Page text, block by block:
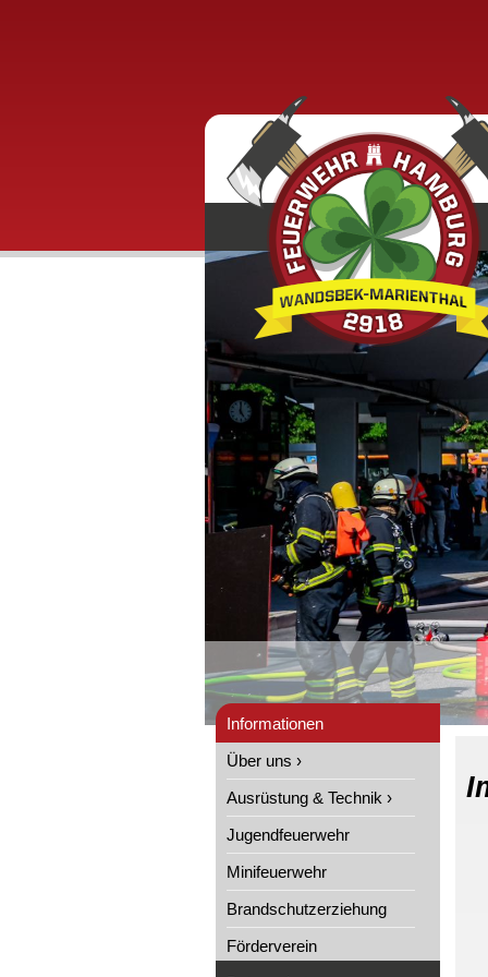
Informationen
Über uns ›
Ausrüstung & Technik ›
Jugendfeuerwehr
Minifeuerwehr
Brandschutzerziehung
Förderverein